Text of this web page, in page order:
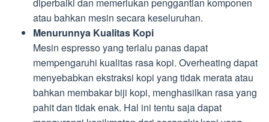
diperbaiki dan memerlukan penggantian komponen
atau bahkan mesin secara keseluruhan.
Menurunnya Kualitas Kopi
Mesin espresso yang terlalu panas dapat
mempengaruhi kualitas rasa kopi. Overheating dapat
menyebabkan ekstraksi kopi yang tidak merata atau
bahkan membakar biji kopi, menghasilkan rasa yang
pahit dan tidak enak. Hal ini tentu saja dapat